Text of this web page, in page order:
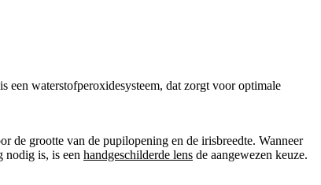
een waterstofperoxidesysteem, dat zorgt voor optimale
de grootte van de pupilopening en de irisbreedte. Wanneer
nodig is, is een handgeschilderde lens de aangewezen keuze.